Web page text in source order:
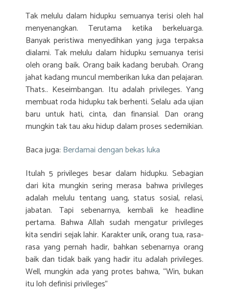
Tak melulu dalam hidupku semuanya terisi oleh hal
menyenangkan. Terutama ketika berkeluarga.
Banyak peristiwa menyedihkan yang juga terpaksa
dialami. Tak melulu dalam hidupku semuanya terisi
oleh orang baik. Orang baik kadang berubah. Orang
jahat kadang muncul memberikan luka dan pelajaran.
Thats.. Keseimbangan. Itu adalah privileges. Yang
membuat roda hidupku tak berhenti. Selalu ada ujian
baru untuk hati, cinta, dan finansial. Dan orang
mungkin tak tau aku hidup dalam proses sedemikian.
Baca juga: Berdamai dengan bekas luka
Itulah 5 privileges besar dalam hidupku. Sebagian
dari kita mungkin sering merasa bahwa privileges
adalah melulu tentang uang, status sosial, relasi,
jabatan. Tapi sebenarnya, kembali ke headline
pertama. Bahwa Allah sudah mengatur privileges
kita sendiri sejak lahir. Karakter unik, orang tua, rasa-
rasa yang pernah hadir, bahkan sebenarnya orang
baik dan tidak baik yang hadir itu adalah privileges.
Well, mungkin ada yang protes bahwa, “Win, bukan
itu loh definisi privileges”